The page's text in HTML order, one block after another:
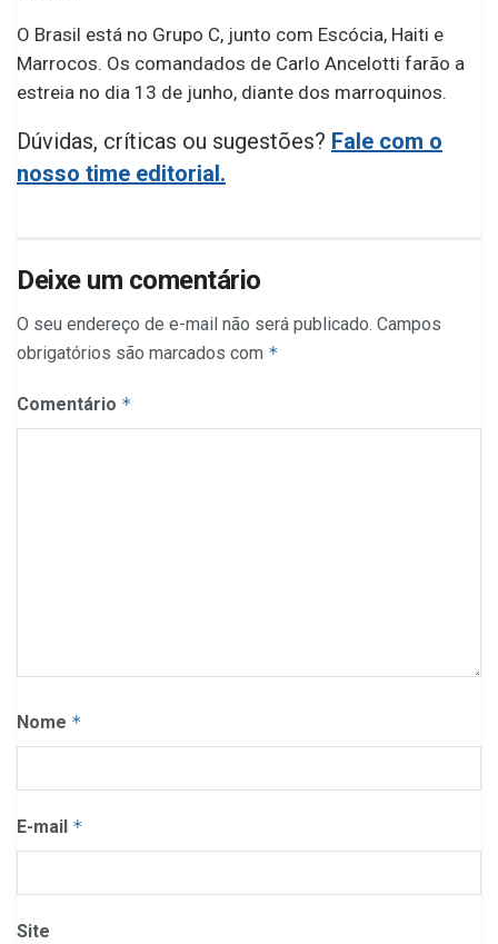
O Brasil está no Grupo C, junto com Escócia, Haiti e
Marrocos. Os comandados de Carlo Ancelotti farão a
estreia no dia 13 de junho, diante dos marroquinos.
Dúvidas, críticas ou sugestões? Fale com o
nosso time editorial.
Deixe um comentário
O seu endereço de e-mail não será publicado. Campos
obrigatórios são marcados com *
Comentário *
Nome *
E-mail *
Site